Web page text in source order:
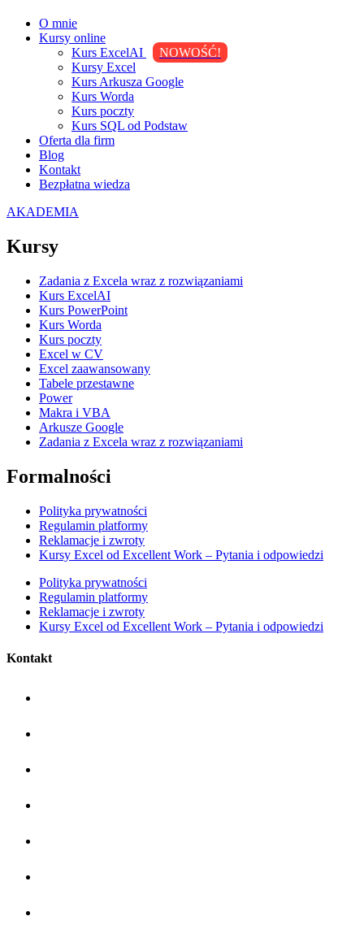
O mnie
Kursy online
Kurs ExcelAI
NOWOŚĆ!
Kursy Excel
Kurs Arkusza Google
Kurs Worda
Kurs poczty
Kurs SQL od Podstaw
Oferta dla firm
Blog
Kontakt
Bezpłatna wiedza
AKADEMIA
Kursy
Zadania z Excela wraz z rozwiązaniami
Kurs ExcelAI
Kurs PowerPoint
Kurs Worda
Kurs poczty
Excel w CV
Excel zaawansowany
Tabele przestawne
Power
Makra i VBA
Arkusze Google
Zadania z Excela wraz z rozwiązaniami
Formalności
Polityka prywatności
Regulamin platformy
Reklamacje i zwroty
Kursy Excel od Excellent Work – Pytania i odpowiedzi
Polityka prywatności
Regulamin platformy
Reklamacje i zwroty
Kursy Excel od Excellent Work – Pytania i odpowiedzi
Kontakt